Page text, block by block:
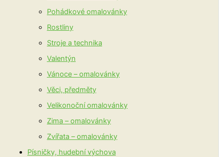
Pohádkové omalovánky
Rostliny
Stroje a technika
Valentýn
Vánoce – omalovánky
Věci, předměty
Velikonoční omalovánky
Zima – omalovánky
Zvířata – omalovánky
Písničky, hudební výchova